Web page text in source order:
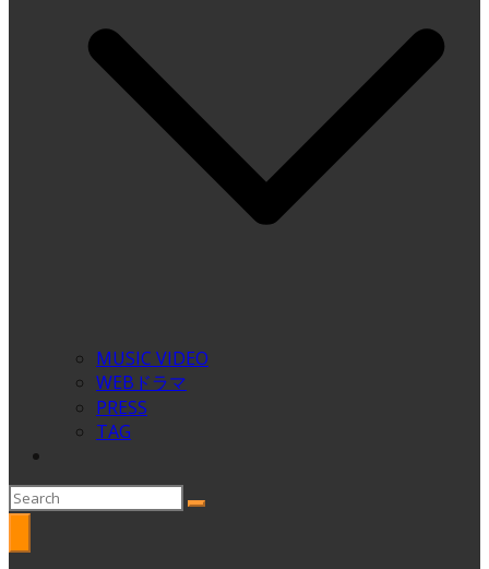
MUSIC VIDEO
WEBドラマ
PRESS
TAG